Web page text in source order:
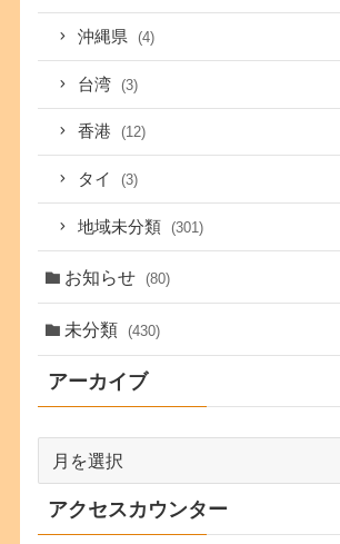
沖縄県 (4)
台湾 (3)
香港 (12)
タイ (3)
地域未分類 (301)
お知らせ (80)
未分類 (430)
アーカイブ
カ
イ
アクセスカウンター